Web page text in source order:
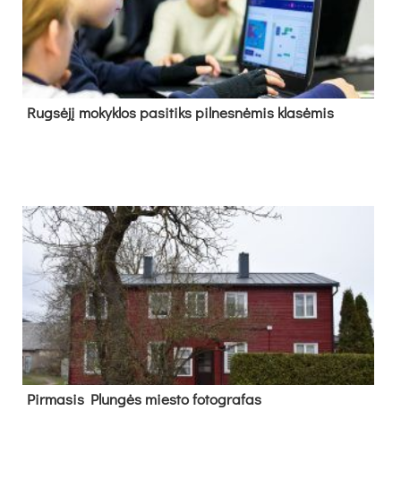
Rug­sė­jį mo­kyk­los pa­si­tiks pil­nes­nė­mis kla­sė­mis
Pir­ma­sis Plun­gės mies­to fo­tog­ra­fas